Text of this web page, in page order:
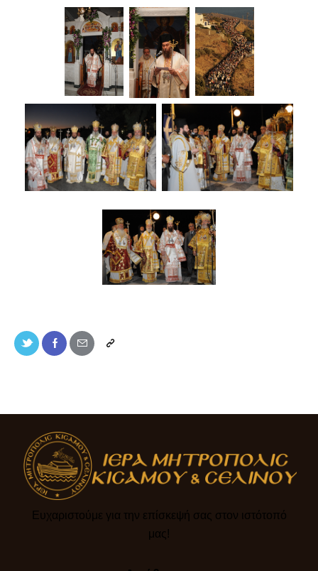
Ευχαριστούμε για την επίσκεψή σας στον ιστότοπό
μας!​